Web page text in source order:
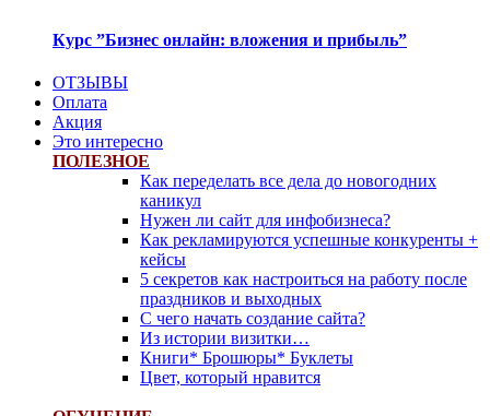
Курс ”Бизнес онлайн: вложения и прибыль”
ОТЗЫВЫ
Оплата
Акция
Это интересно
ПОЛЕЗНОЕ
Как переделать все дела до новогодних
каникул
Нужен ли сайт для инфобизнеса?
Как рекламируются успешные конкуренты +
кейсы
5 секретов как настроиться на работу после
праздников и выходных
С чего начать создание сайта?
Из истории визитки…
Книги* Брошюры* Буклеты
Цвет, который нравится